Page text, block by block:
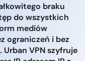
braku
do wszystkich
mediów
ograniczeń i bez
VPN szyfruje